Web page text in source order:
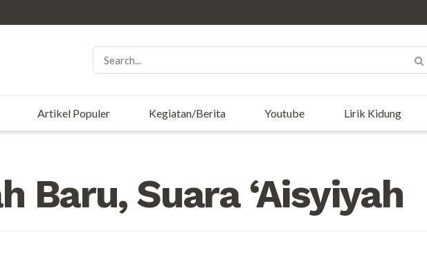
Artikel Populer Kegiatan/Berita Youtube Lirik Kidung
Baru, Suara ‘Aisyiyah